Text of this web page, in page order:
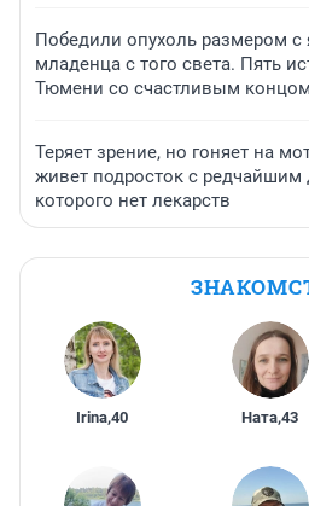
Победили опухоль размером
младенца с того света. Пять
Тюмени со счастливым концом
Теряет зрение, но гоняет на
живет подросток с редчайшим
которого нет лекарств
Irina,40 Ната,43